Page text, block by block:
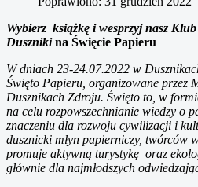
Wybierz książkę i wesprzyj nasz
Dusznikina Święcie Papieru
W dniach 23-24.07.2022 w
Święto Papieru, organizowane przez
Dusznikach Zdroju. Święto to, w
na celu rozpowszechnianie wiedzy o
znaczeniu dla rozwoju cywilizacji i
dusznicki młyn papierniczy, twórców
promuje aktywną turystykę oraz
głównie dla najmłodszych